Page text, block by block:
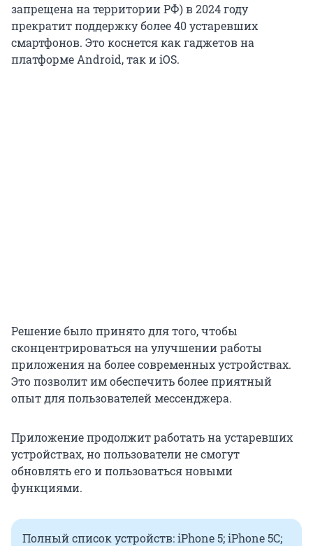
запрещена на территории РФ) в 2024 году
прекратит поддержку более 40 устаревших
смартфонов. Это коснется как гаджетов на
платформе Android, так и iOS.
Решение было принято для того, чтобы
сконцентрироваться на улучшении работы
приложения на более современных устройствах.
Это позволит им обеспечить более приятный
опыт для пользователей мессенджера.
Приложение продолжит работать на устаревших
устройствах, но пользователи не смогут
обновлять его и пользоваться новыми
функциями.
Полный список устройств: iPhone 5; iPhone 5C;